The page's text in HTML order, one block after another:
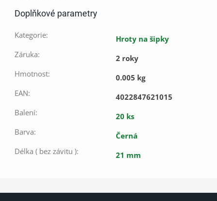
Doplňkové parametry
Kategorie:
Hroty na šipky
Záruka:
2 roky
Hmotnost:
0.005 kg
EAN:
4022847621015
Balení:
20 ks
Barva:
Černá
Délka ( bez závitu ): 21 mm